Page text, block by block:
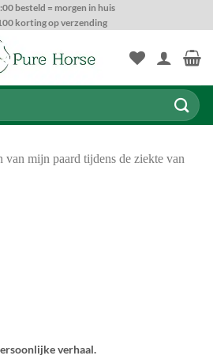
besteld = morgen in huis
korting op verzending
verhaal.